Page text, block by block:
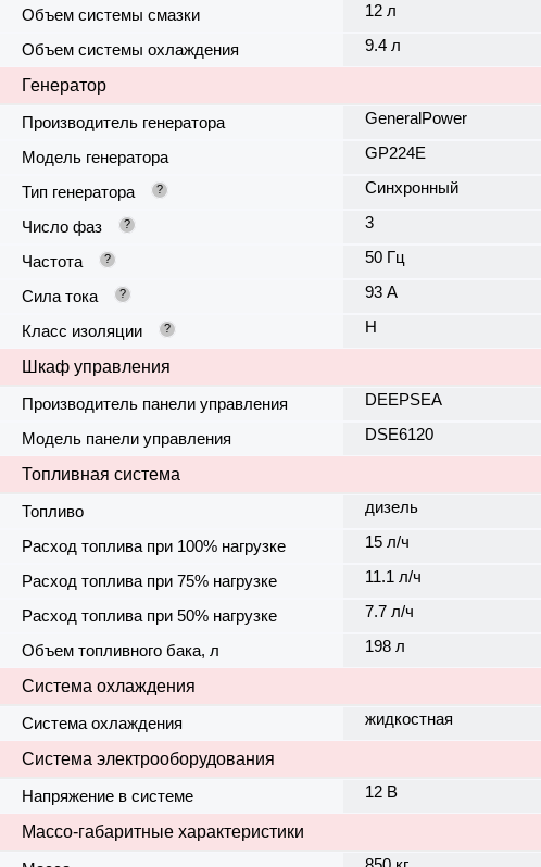
Объем системы смазки 12 л
Объем системы охлаждения 9.4 л
Генератор
Производитель генератора
GeneralPower
Модель генератора GP224E
Тип генератора ? Синхронный
Число фаз ? 3
Частота ? 50 Гц
Сила тока ? 93 А
Класс изоляции ? H
Шкаф управления
Производитель панели управления
DEEPSEA
Модель панели управления DSE6120
Топливная система
Топливо
дизель
Расход топлива при 100% нагрузке 15 л/ч
Расход топлива при 75% нагрузке 11.1 л/ч
Расход топлива при 50% нагрузке 7.7 л/ч
Объем топливного бака, л 198 л
Система охлаждения
Система охлаждения
жидкостная
Система электрооборудования
Напряжение в системе
12 В
Массо-габаритные характеристики